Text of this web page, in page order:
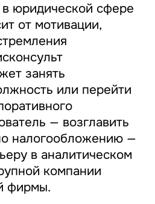
юридической сфере
от мотивации,
занять
или перейти
— возглавить
налогообложению —
в аналитическом
компании
фирмы.